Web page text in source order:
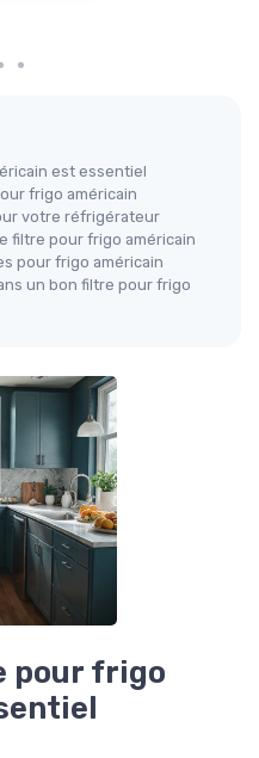
est essentiel
frigo américain
votre réfrigérateur
filtre pour frigo américain
pour frigo américain
un bon filtre pour frigo
pour frigo